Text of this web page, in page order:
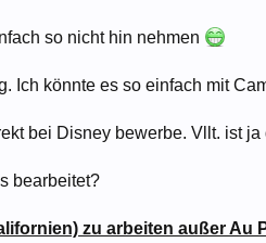
so nicht hin nehmen
Ich könnte es so einfach mit
bei Disney bewerbe. Vllt. ist
bearbeitet?
zu arbeiten außer Au